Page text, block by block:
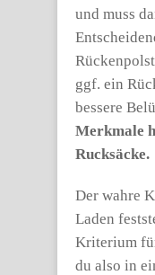
und muss
ggf. ein
bessere
Merkmale
Rucksäcke.
Der wahre
Laden
Kriterium
du also in